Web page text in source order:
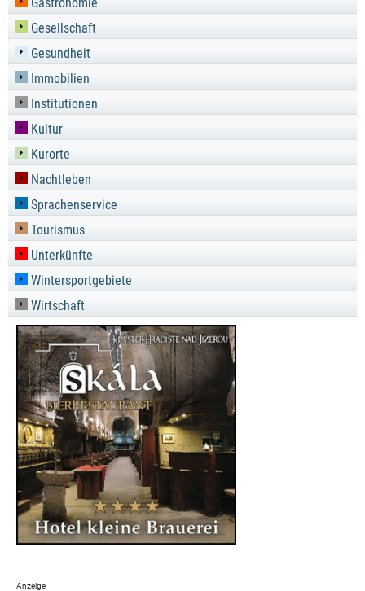
Gesellschaft
Gesundheit
Immobilien
Institutionen
Kultur
Kurorte
Nachtleben
Sprachenservice
Tourismus
Unterkünfte
Wintersportgebiete
Wirtschaft